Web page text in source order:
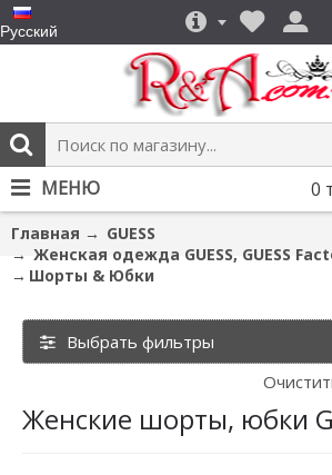
Русский
0
МЕНЮ
Главная
GUESS
Женская одежда GUESS, GUESS
Шорты & Юбки
Выбрать фильтры
Женские шорты, юбки